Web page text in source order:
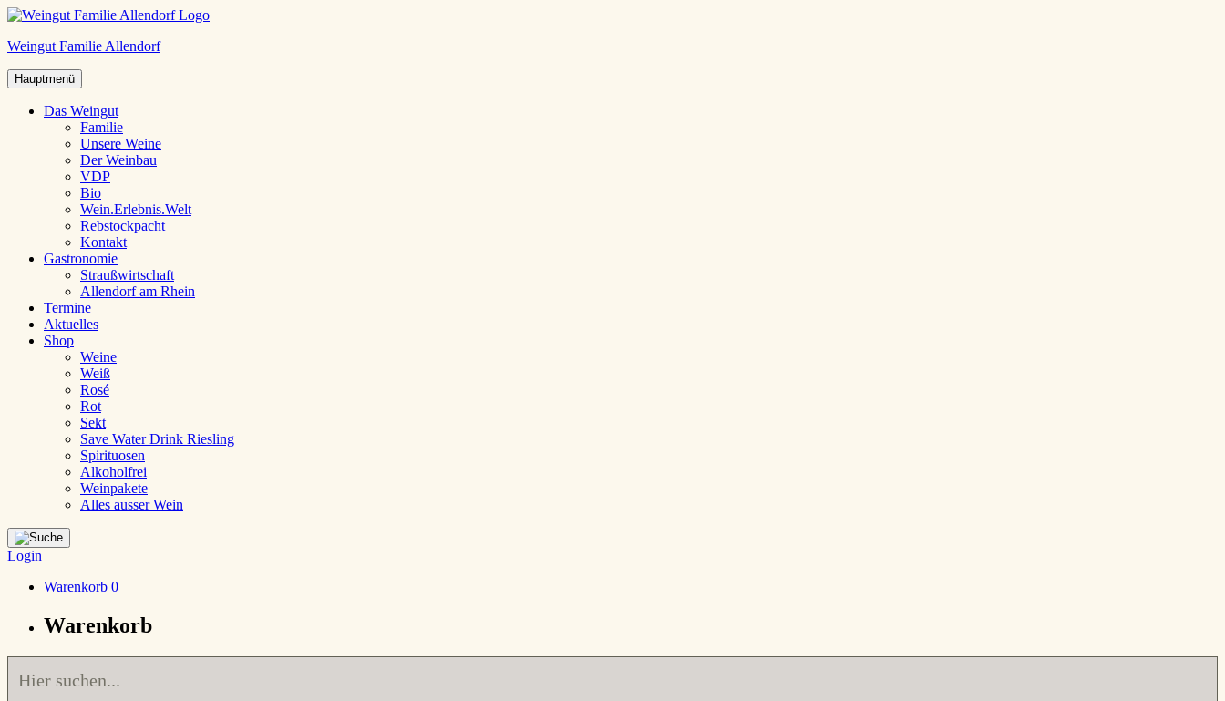
Weingut Familie Allendorf
Hauptmenü
Das Weingut
Familie
Unsere Weine
Der Weinbau
VDP
Bio
Wein.Erlebnis.Welt
Rebstockpacht
Kontakt
Gastronomie
Straußwirtschaft
Allendorf am Rhein
Termine
Aktuelles
Shop
Weine
Weiß
Rosé
Rot
Sekt
Save Water Drink Riesling
Spirituosen
Alkoholfrei
Weinpakete
Alles ausser Wein
Login
Warenkorb 0
Warenkorb